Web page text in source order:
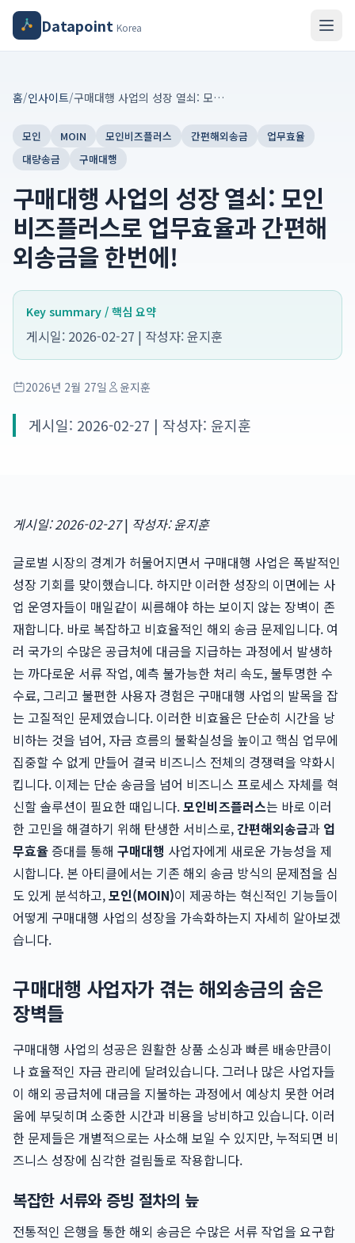
Datapoint Korea
홈/인사이트/ 구매대행 사업의 성장 열쇠: 모인비즈플러스로 업무효율과 간편해외송금을 한번에!
모인 MOIN 모인비즈플러스 간편해외송금
업무효율
대량송금
구매대행
구매대행 사업의 성장 열쇠: 모인
비즈플러스로 업무효율과 간편해
외송금을 한번에!
Key summary / 핵심 요약
게시일: 2026-02-27 | 작성자: 윤지훈
2026년 2월 27일 윤지훈
게시일: 2026-02-27 | 작성자: 윤지훈
게시일: 2026-02-27| 작성자: 윤지훈
글로벌 시장의 경계가 허물어지면서 구매대행 사업은 폭발적인
성장 기회를 맞이했습니다. 하지만 이러한 성장의 이면에는 사
업 운영자들이 매일같이 씨름해야 하는 보이지 않는 장벽이 존
재합니다. 바로 복잡하고 비효율적인 해외 송금 문제입니다. 여
러 국가의 수많은 공급처에 대금을 지급하는 과정에서 발생하
는 까다로운 서류 작업, 예측 불가능한 처리 속도, 불투명한 수
수료, 그리고 불편한 사용자 경험은 구매대행 사업의 발목을 잡
는 고질적인 문제였습니다. 이러한 비효율은 단순히 시간을 낭
비하는 것을 넘어, 자금 흐름의 불확실성을 높이고 핵심 업무에
집중할 수 없게 만들어 결국 비즈니스 전체의 경쟁력을 약화시
킵니다. 이제는 단순 송금을 넘어 비즈니스 프로세스 자체를 혁
신할 솔루션이 필요한 때입니다.모인비즈플러스는 바로 이러
한 고민을 해결하기 위해 탄생한 서비스로,간편해외송금과 업
무효율 증대를 통해 구매대행 사업자에게 새로운 가능성을 제
시합니다. 본 아티클에서는 기존 해외 송금 방식의 문제점을 심
도 있게 분석하고,모인(MOIN)이 제공하는 혁신적인 기능들이
어떻게 구매대행 사업의 성장을 가속화하는지 자세히 알아보겠
습니다.
구매대행 사업자가 겪는 해외송금의 숨은
장벽들
구매대행 사업의 성공은 원활한 상품 소싱과 빠른 배송만큼이
나 효율적인 자금 관리에 달려있습니다. 그러나 많은 사업자들
이 해외 공급처에 대금을 지불하는 과정에서 예상치 못한 어려
움에 부딪히며 소중한 시간과 비용을 낭비하고 있습니다. 이러
한 문제들은 개별적으로는 사소해 보일 수 있지만, 누적되면 비
즈니스 성장에 심각한 걸림돌로 작용합니다.
복잡한 서류와 증빙 절차의 늪
전통적인 은행을 통한 해외 송금은 수많은 서류 작업을 요구합